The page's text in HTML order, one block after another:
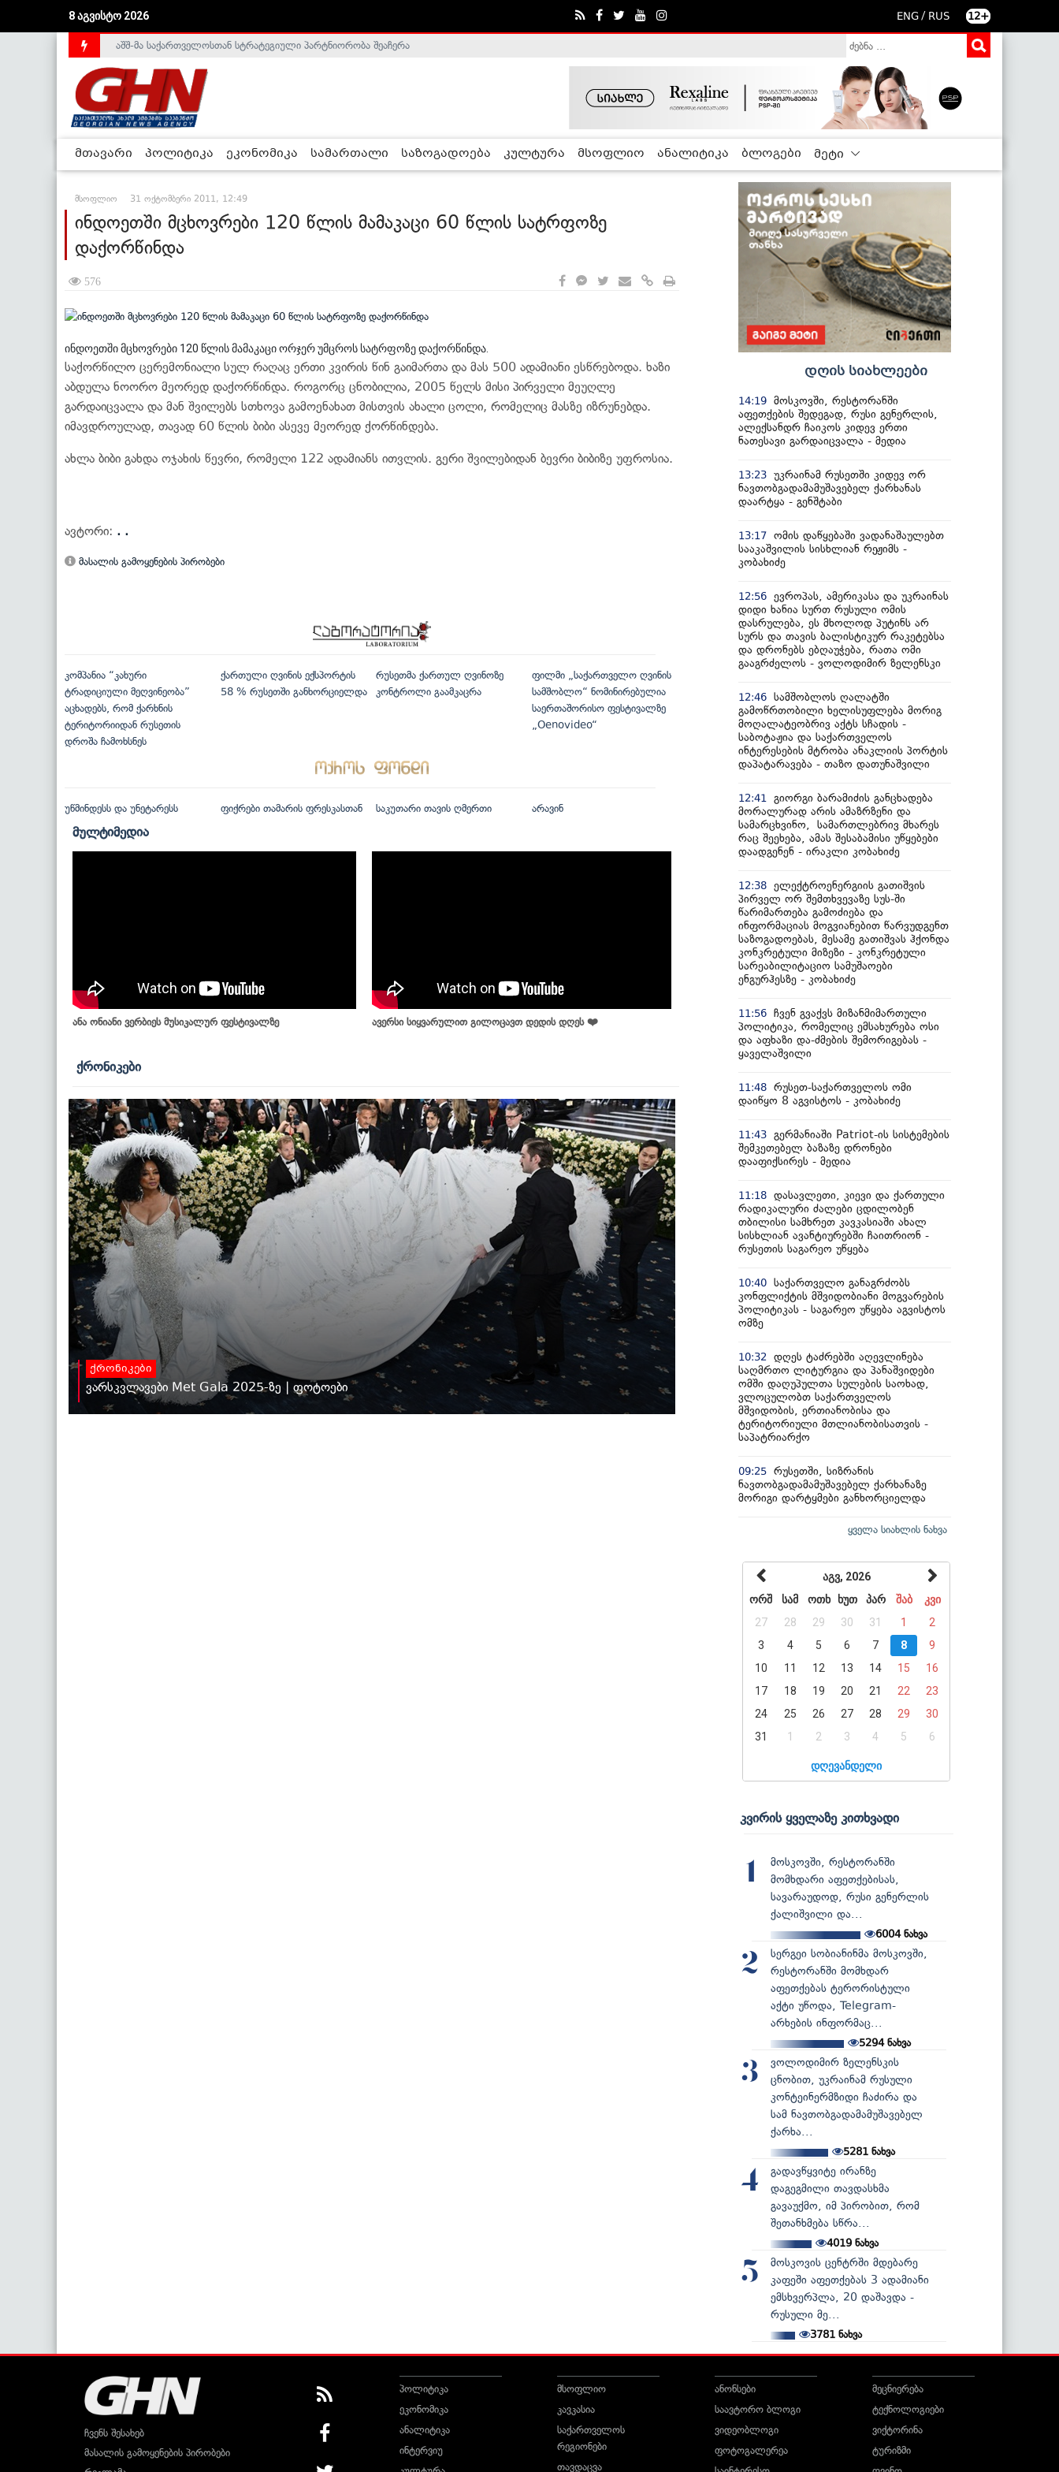
8 აგვისტო 2026 ENG / RUS 12+
საქართველოს დე-ფაქტო მთავრობა არალეგიტიმურია - ჰელსინკის კომისია
აშშ-მა საქართველოსთან სტრატეგიული პარტნიორობა შეაჩერა
მთავარი პოლიტიკა ეკონომიკა სამართალი საზოგადოება კულტურა მსოფლიო ანალიტიკა ბლოგები მეტი
მსოფლიო 31 ოქტომბერი 2011, 12:49
ინდოეთში მცხოვრები 120 წლის მამაკაცი 60 წლის სატრფოზე
დაქორწინდა
576
ინდოეთში მცხოვრები 120 წლის მამაკაცი ორჯერ უმცროს სატრფოზე დაქორწინდა.
საქორწილო ცერემონიალი სულ რაღაც ერთი კვირის წინ გაიმართა და მას 500 ადამიანი ესწრებოდა. ხაზი
აბდულა ნოორო მეორედ დაქორწინდა. როგორც ცნობილია, 2005 წელს მისი პირველი მეუღლე
გარდაიცვალა და მან შვილებს სთხოვა გამოენახათ მისთვის ახალი ცოლი, რომელიც მასზე იზრუნებდა.
იმავდროულად, თავად 60 წლის ბიბი ასევე მეორედ ქორწინდება.
ახლა ბიბი გახდა ოჯახის წევრი, რომელი 122 ადამიანს ითვლის. გერი შვილებიდან ბევრი ბიბიზე უფროსია.
ავტორი: . .
მასალის გამოყენების პირობები
კომპანია “კახური
ტრადიციული მეღვინეობა”
აცხადებს, რომ ქარხნის
ტერიტორიიდან რუსეთის
დროშა ჩამოხსნეს
ქართული ღვინის ექსპორტის
58 % რუსეთში განხორციელდა
რუსეთმა ქართულ ღვინოზე
კონტროლი გაამკაცრა
ფილმი „საქართველო ღვინის
სამშობლო“ ნომინირებულია
საერთაშორისო ფესტივალზე
„Oenovideo“
უწმინდესს და უნეტარესს ფიქრები თამარის ფრესკასთან საკუთარი თავის ღმერთი არავინ
მულტიმედია
ანა ონიანი ვერბიეს მუსიკალურ ფესტივალზე ავერსი სიყვარულით გილოცავთ დედის დღეს ❤️
ქრონიკები
ქრონიკები
ვარსკვლავები Met Gala 2025-ზე | ფოტოები
დღის სიახლეები
14:19 მოსკოვში, რესტორანში
აფეთქების შედეგად, რუსი გენერლის,
ალექსანდრ ჩაიკოს კიდევ ერთი
ნათესავი გარდაიცვალა - მედია
13:23 უკრაინამ რუსეთში კიდევ ორ
ნავთობგადამამუშავებელ ქარხანას
დაარტყა - გენშტაბი
13:17 ომის დაწყებაში ვადანაშაულებთ
სააკაშვილის სისხლიან რეჟიმს -
კობახიძე
12:56 ევროპას, ამერიკასა და უკრაინას
დიდი ხანია სურთ რუსული ომის
დასრულება, ეს მხოლოდ პუტინს არ
სურს და თავის ბალისტიკურ რაკეტებსა
და დრონებს ებღაუჭება, რათა ომი
გააგრძელოს - ვოლოდიმირ ზელენსკი
12:46 სამშობლოს ღალატში
გამოწრთობილი ხელისუფლება მორიგ
მოღალატეობრივ აქტს სჩადის -
საბოტაჟია და საქართველოს
ინტერესების მტრობა ანაკლიის პორტის
დაპატარავება - თაზო დათუნაშვილი
12:41
გიორგი ბარამიძის განცხადება
მორალურად არის ამაზრზენი და
სამარცხვინო, სამართლებრივ მხარეს
რაც შეეხება, ამას შესაბამისი უწყებები
დაადგენენ - ირაკლი კობახიძე
12:38 ელექტროენერგიის გათიშვის
პირველ ორ შემთხვევაზე სუს-ში
წარიმართება გამოძიება და
ინფორმაციას მოგვიანებით წარვუდგენთ
საზოგადოებას, მესამე გათიშვას ჰქონდა
კონკრეტული მიზეზი - კონკრეტული
სარეაბილიტაციო სამუშაოები
ენგურჰესზე - კობახიძე
11:56 ჩვენ გვაქვს მიზანმიმართული
პოლიტიკა, რომელიც ემსახურება ოსი
და აფხაზი და-ძმების შემორიგებას -
ყაველაშვილი
11:48 რუსეთ-საქართველოს ომი
დაიწყო 8 აგვისტოს - კობახიძე
11:43 გერმანიაში Patriot-ის სისტემების
შემკეთებელ ბაზაზე დრონები
დააფიქსირეს - მედია
11:18 დასავლეთი, კიევი და ქართული
რადიკალური ძალები ცდილობენ
თბილისი სამხრეთ კავკასიაში ახალ
სისხლიან ავანტიურებში ჩაითრიონ -
რუსეთის საგარეო უწყება
10:40 საქართველო განაგრძობს
კონფლიქტის მშვიდობიანი მოგვარების
პოლიტიკას - საგარეო უწყება აგვისტოს
ომზე
10:32
დღეს ტაძრებში აღევლინება
საღმრთო ლიტურგია და პანაშვიდები
ომში დაღუპულთა სულების საოხად,
ვლოცულობთ საქართველოს
მშვიდობის, ერთიანობისა და
ტერიტორიული მთლიანობისათვის -
საპატრიარქო
09:25 რუსეთში, სიზრანის
ნავთობგადამამუშავებელ ქარხანაზე
მორიგი დარტყმები განხორციელდა
ყველა სიახლის ნახვა
აგვ, 2026
ორშ
სამ ოთხ ხუთ პარ შაბ
კვი
27
28 29 30 31 1
2
3
4 5 6 7 8
9
10
11 12 13 14 15
16
17
18 19 20 21 22
23
24
25 26 27 28 29
30
31
1 2 3 4 5 6
დღევანდელი
კვირის ყველაზე კითხვადი
1
მოსკოვში, რესტორანში
მომხდარი აფეთქებისას,
სავარაუდოდ, რუსი გენერლის
ქალიშვილი და...
6004ნახვა
2
სერგეი სობიანინმა მოსკოვში,
რესტორანში მომხდარ
აფეთქებას ტერორისტული
აქტი უწოდა, Telegram-
არხების ინფორმაც...
5294ნახვა
3
ვოლოდიმირ ზელენსკის
ცნობით, უკრაინამ რუსული
კონტეინერმზიდი ჩაძირა და
სამ ნავთობგადამამუშავებელ
ქარხა...
5281ნახვა
4
გადავწყვიტე ირანზე
დაგეგმილი თავდასხმა
გავაუქმო, იმ პირობით, რომ
შეთანხმება სწრა...
4019ნახვა
5
მოსკოვის ცენტრში მდებარე
კაფეში აფეთქებას 3 ადამიანი
ემსხვერპლა, 20 დაშავდა -
რუსული მე...
3781 ნახვა
ჩვენს შესახებ
მასალის გამოყენების პირობები
პოლიტიკა
ეკონომიკა
ანალიტიკა
ინტერვიუ
მსოფლიო
კავკასია
საქართველოს
რეგიონები
თავდაცვა
ანონსები
საავტორო ბლოგი
ვიდეობლოგი
ფოტოგალერეა
მეცნიერება
ტექნოლოგიები
ვიქტორინა
ტურიზმი